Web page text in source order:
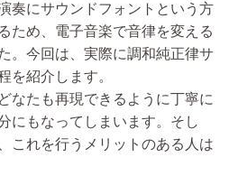
奏にサウンドフォントという方
ため、電子音楽で音律を変える
。今回は、実際に調和純正律サ
を紹介します。
なたも再現できるように丁寧に
にもなってしまいます。そし
これを行うメリットのある人は